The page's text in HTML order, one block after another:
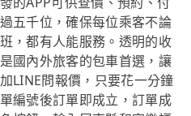
五千位，確保每位乘客不論
，都有人能服務。透明的收
國內外旅客的包車首選，讓
LINE問報價，只要花一分鐘
編號後訂單即成立，訂單成